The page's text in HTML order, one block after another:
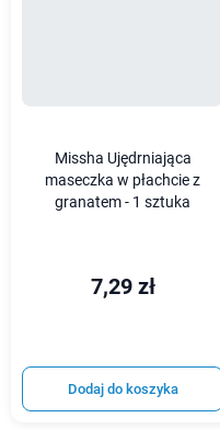
Missha Ujędrniająca
maseczka w płachcie z
granatem - 1 sztuka
7,29 zł
Dodaj do koszyka